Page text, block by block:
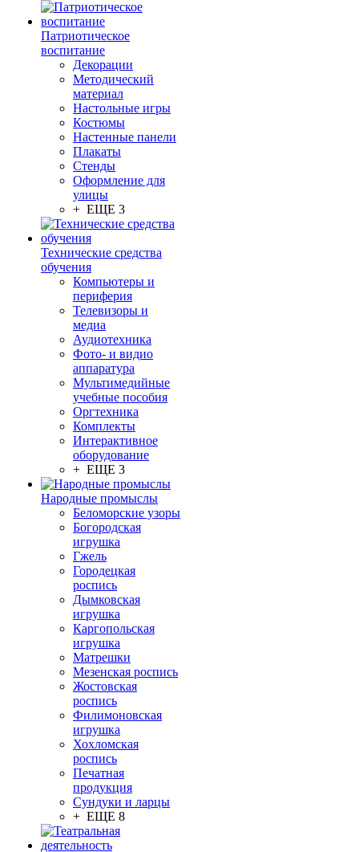
Патриотическое
воспитание
Декорации
Методический
материал
Настольные игры
Костюмы
Настенные панели
Плакаты
Стенды
Оформление для
улицы
+ ЕЩЕ 3
Технические средства
обучения
Компьютеры и
периферия
Телевизоры и
медиа
Аудиотехника
Фото- и видио
аппаратура
Мультимедийные
учебные пособия
Оргтехника
Комплекты
Интерактивное
оборудование
+ ЕЩЕ 3
Народные промыслы
Беломорские узоры
Богородская
игрушка
Гжель
Городецкая
роспись
Дымковская
игрушка
Каргопольская
игрушка
Матрешки
Мезенская роспись
Жостовская
роспись
Филимоновская
игрушка
Хохломская
роспись
Печатная
продукция
Сундуки и ларцы
+ ЕЩЕ 8